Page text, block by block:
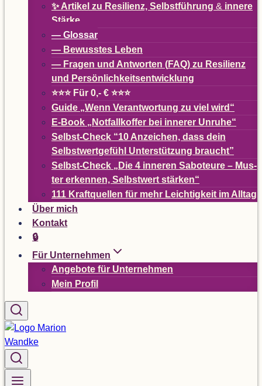
✨ Arti­kel zu Resi­li­enz, Selbst­füh­rung & innere
Stärke
— Glos­sar
— Bewuss­tes Leben
— Fra­gen und Ant­wor­ten (FAQ) zu Resi­li­enz
und Persönlichkeitsentwicklung
⭐⭐⭐ Für 0,- € ⭐⭐⭐
Guide „Wenn Ver­ant­wor­tung zu viel wird“
E-Book „ Not­fall­kof­fer bei inne­rer Unruhe“
Selbst-Check “10 Anzei­chen, dass dein
Selbst­wert­ge­fühl Unter­stüt­zung braucht”
Selbst-Check „ Die 4 inne­ren Sabo­teure – Mus­
ter erken­nen, Selbst­wert stärken“
111 Kraft­quel­len für mehr Leich­tig­keit im Alltag
Über mich
Kon­takt
🔒
Für Unter­neh­men
Ange­bote für Unternehmen
Mein Pro­fil